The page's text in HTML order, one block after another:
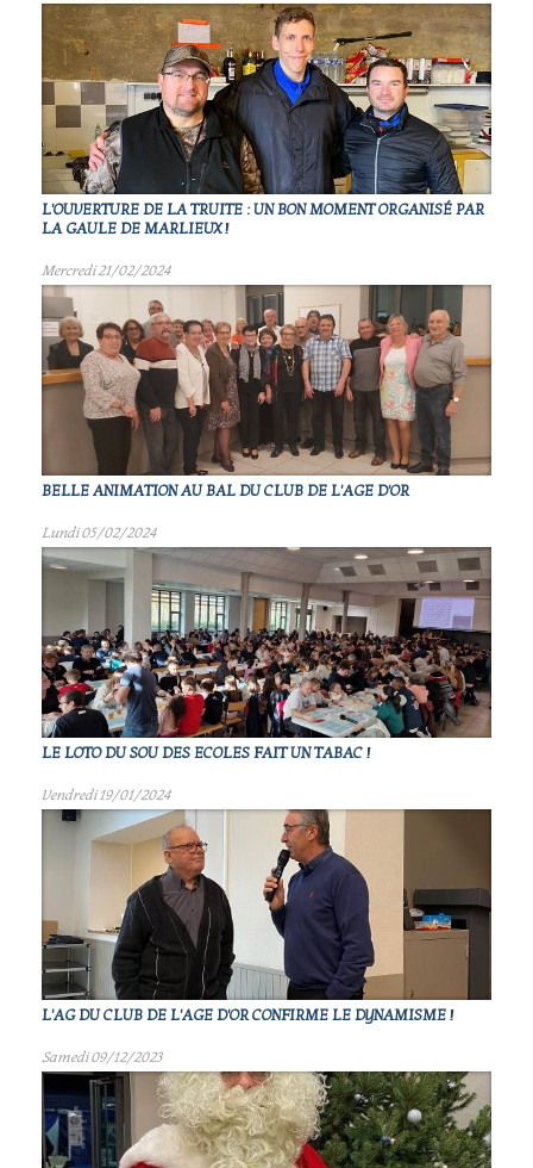
L'OUVERTURE DE LA TRUITE : UN BON MOMENT ORGANISÉ PAR
LA GAULE DE MARLIEUX !
Mercredi 21/02/2024
BELLE ANIMATION AU BAL DU CLUB DE L'AGE D'OR
Lundi 05/02/2024
LE LOTO DU SOU DES ECOLES FAIT UN TABAC !
Vendredi 19/01/2024
L'AG DU CLUB DE L'AGE D'OR CONFIRME LE DYNAMISME !
Samedi 09/12/2023